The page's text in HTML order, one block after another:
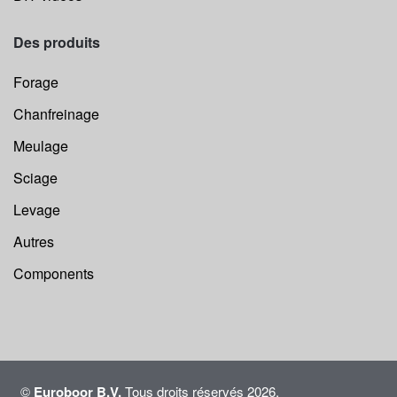
Des produits
Forage
Chanfreinage
Meulage
Sciage
Levage
Autres
Components
© Euroboor B.V.Tous droits réservés 2026.